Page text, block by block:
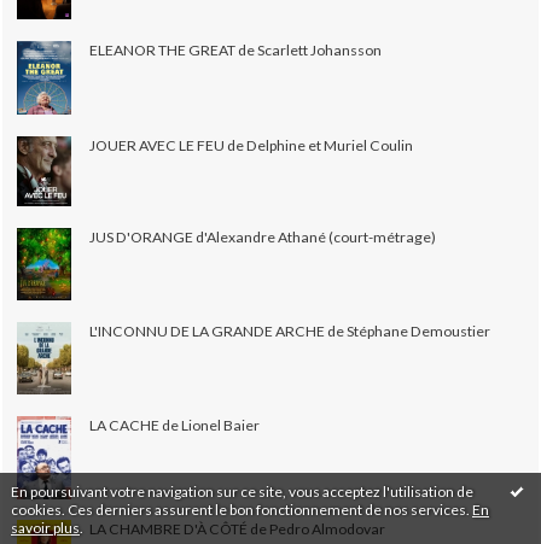
En poursuivant votre navigation sur ce site, vous acceptez l'utilisation de
cookies. Ces derniers assurent le bon fonctionnement de nos services. En
savoir plus
ELEANOR THE GREAT de Scarlett Johansson
JOUER AVEC LE FEU de Delphine et Muriel Coulin
JUS D'ORANGE d'Alexandre Athané (court-métrage)
L'INCONNU DE LA GRANDE ARCHE de Stéphane Demoustier
LA CACHE de Lionel Baier
LA CHAMBRE D'À CÔTÉ de Pedro Almodovar